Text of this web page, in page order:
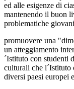
ed alle esigenze di
mantenendo il buon
problematiche
promuovere una
un atteggiamento
´Istituto con studenti
culturali che l´Istituto
diversi paesi europei